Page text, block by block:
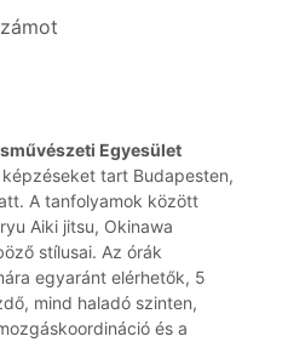
Egyesület
tart Budapesten,
A tanfolyamok között
Aiki jitsu, Okinawa
stílusai. Az órák
egyaránt elérhetők, 5
mind haladó szinten,
és a